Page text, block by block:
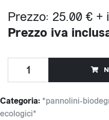
Prezzo: 25.00 € +
Prezzo iva
Categoria: *pannolini-
ecologici*